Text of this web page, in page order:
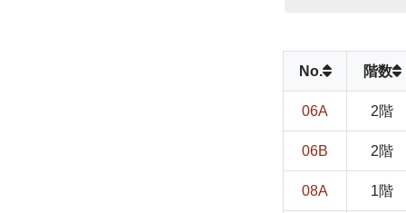
No. 階数
06A 2階
06B 2階
08A 1階